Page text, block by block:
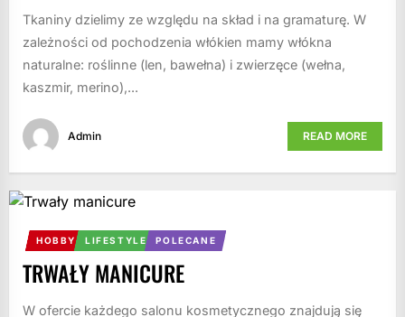
Tkaniny dzielimy ze względu na skład i na gramaturę. W
zależności od pochodzenia włókien mamy włókna
naturalne: roślinne (len, bawełna) i zwierzęce (wełna,
kaszmir, merino),...
Admin READ MORE
HOBBY LIFESTYLE POLECANE
TRWAŁY MANICURE
W ofercie każdego salonu kosmetycznego znajdują się